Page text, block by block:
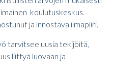
koulutuskeskus.
ja innostava ilmapiiri.
tarvitsee uusia tekijöitä,
liittyä luovaan ja